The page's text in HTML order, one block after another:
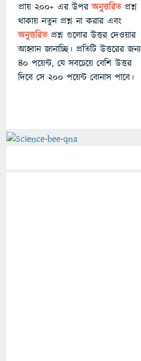
প্রায় ২০০+ এর উপরঅনুত্তরিতপ্রশ্ন
থাকায় নতুন প্রশ্ন না করার এবং
অনুত্তরিত প্রশ্ন গুলোর উত্তর দেওয়ার
আহ্বান জানাচ্ছি। প্রতিটি উত্তরের জন্য
৪০ পয়েন্ট, যে সবচেয়ে বেশি উত্তর
দিবে সে ২০০ পয়েন্ট বোনাস পাবে।